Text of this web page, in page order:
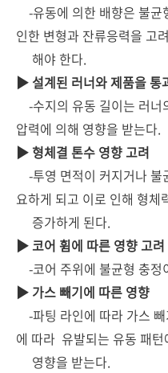
-유동에 의한 배향은 불균
인한 변형과 잔류응력을 고려
해야 한다.
▶ 설계된 러너와 제품을 통
-수지의 유동 길이는 러너
압력에 의해 영향을 받는다.
▶ 형체결 톤수 영향 고려
-투영 면적이 커지거나 불
요하게 되고 이로 인해 형체
증가하게 된다.
▶ 코어 휨에 따른 영향 고려
-코어 주위에 불균형 충정
▶ 가스 빼기에 따른 영향
-파팅 라인에 따라 가스
에 따라 유발되는 유동 패턴
영향을 받는다.